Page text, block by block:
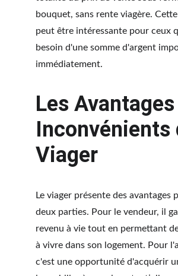
bouquet, sans rente viagère.
peut être intéressante pour ceux
besoin d'une somme d'argent
immédiatement.
Les
Inconvénients
Viager
Le viager présente des avantages
deux parties. Pour le vendeur, il
revenu à vie tout en permettant
à vivre dans son logement. Pour
c'est une opportunité d'acquérir